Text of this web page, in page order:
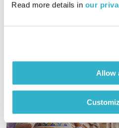
Read more details in our
Allow
לרגל צאת אלבומה החדש –